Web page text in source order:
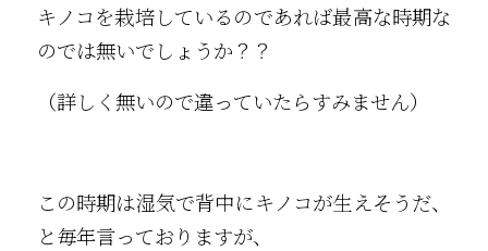
キノコを栽培しているのであれば最高な時期な
のでは無いでしょうか？？
（詳しく無いので違っていたらすみません）
この時期は湿気で背中にキノコが生えそうだ、
と毎年言っておりますが、